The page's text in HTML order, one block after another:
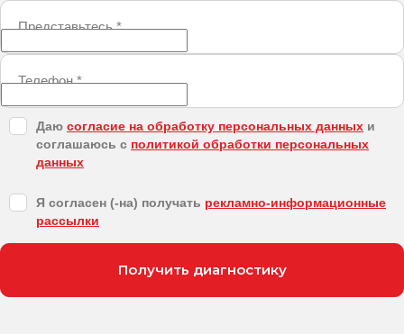
Представьтесь*
Телефон*
Даю согласие на обработку персональных данных и
соглашаюсь с политикой обработки персональных
данных
Я согласен (-на) получать рекламно-информационные
рассылки
Получить диагностику